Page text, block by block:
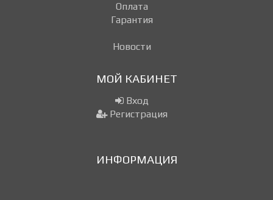
Оплата
Гарантия
Новости
МОЙ КАБИНЕТ
Вход
Регистрация
ИНФОРМАЦИЯ